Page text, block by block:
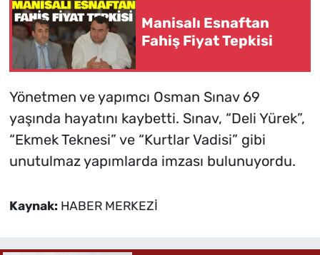
Manisalı Esnaftan
Fahiş Fiyat Tepkisi
Yönetmen ve yapımcı Osman Sınav 69
yaşında hayatını kaybetti. Sınav, “Deli Yürek”,
“Ekmek Teknesi” ve “Kurtlar Vadisi” gibi
unutulmaz yapımlarda imzası bulunuyordu.
Kaynak: HABER MERKEZİ